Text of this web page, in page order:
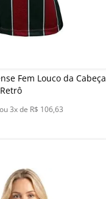
Fem Louco da Cabeça
ou3x de R$ 106,63